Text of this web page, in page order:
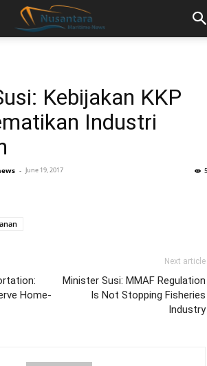
Kebijakan KKP
Industri
- June 19, 2017
Home-
Next article
Minister Susi: MMAF Regulation
Is Not Stopping Fisheries
Industry